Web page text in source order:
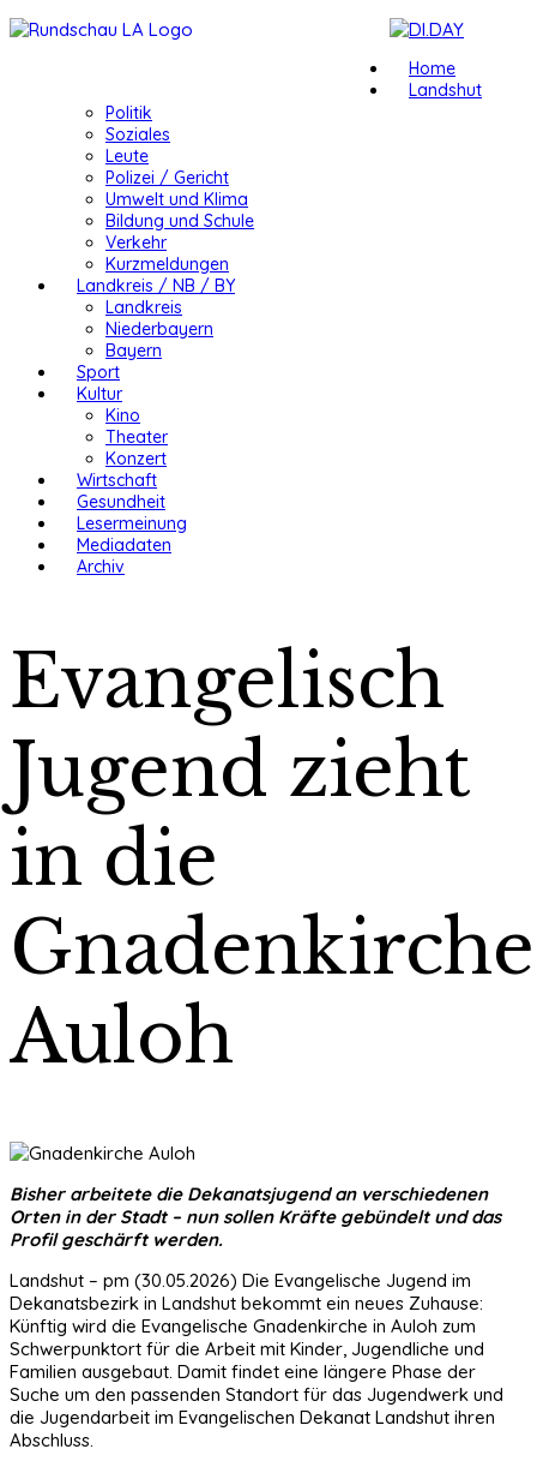
Home
Landshut
Politik
Soziales
Leute
Polizei / Gericht
Umwelt und Klima
Bildung und Schule
Verkehr
Kurzmeldungen
Landkreis / NB / BY
Landkreis
Niederbayern
Bayern
Sport
Kultur
Kino
Theater
Konzert
Wirtschaft
Gesundheit
Lesermeinung
Mediadaten
Archiv
Evangelisch
Jugend zieht
in die
Gnadenkirche
Auloh
Bisher arbeitete die Dekanatsjugend an verschiedenen
Orten in der Stadt – nun sollen Kräfte gebündelt und das
Profil geschärft werden.
Landshut – pm (30.05.2026) Die Evangelische Jugend im
Dekanatsbezirk in Landshut bekommt ein neues Zuhause:
Künftig wird die Evangelische Gnadenkirche in Auloh zum
Schwerpunktort für die Arbeit mit Kinder, Jugendliche und
Familien ausgebaut. Damit findet eine längere Phase der
Suche um den passenden Standort für das Jugendwerk und
die Jugendarbeit im Evangelischen Dekanat Landshut ihren
Abschluss.